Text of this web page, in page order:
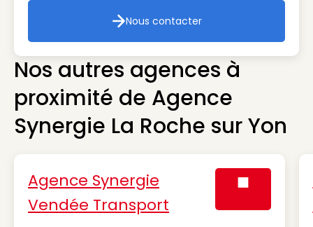
Nous contacter
Nous contacter
Nos autres agences à
proximité de Agence
Synergie La Roche sur Yon
Agence Synergie
Vendée Transport
Visuel